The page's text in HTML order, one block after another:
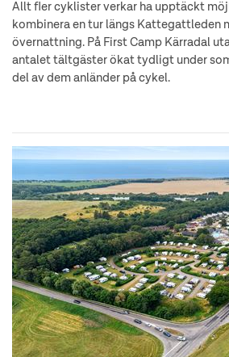
Allt fler cyklister verkar ha upptäckt
kombinera en tur längs Kattegattleden
övernattning. På First Camp Kärradal
antalet tältgäster ökat tydligt under
del av dem anländer på cykel.